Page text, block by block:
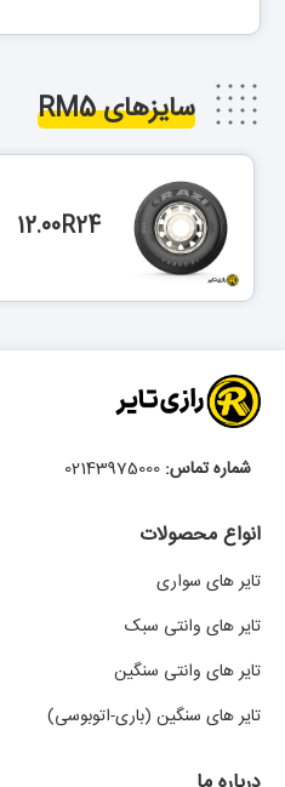
سایزهای RM5
12.00R24
شماره تماس:
انواع محصولات
تایر های سواری
تایر های وانتی سبک
تایر های وانتی سنگین
تایر های سنگین (باری-اتوبوسی)